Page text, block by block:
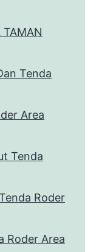
Tenda
Area
Tenda
Roder
Roder Area